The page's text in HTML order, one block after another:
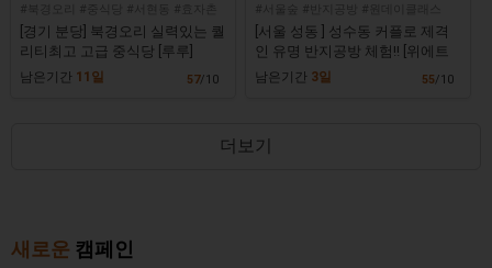
#북경오리 #중식당 #서현동 #효자촌
[경기 분당] 북경오리 실력있는 퀄
리티최고 고급 중식당 [루루]
남은기간 11일 57/10
#서울숲 #반지공방 #원데이클래스
[서울 성동 ] 성수동 커플로 제격
인 유명 반지공방 체험!! [위에트
성수]
남은기간 3일 55/10
더보기
새로운 캠페인